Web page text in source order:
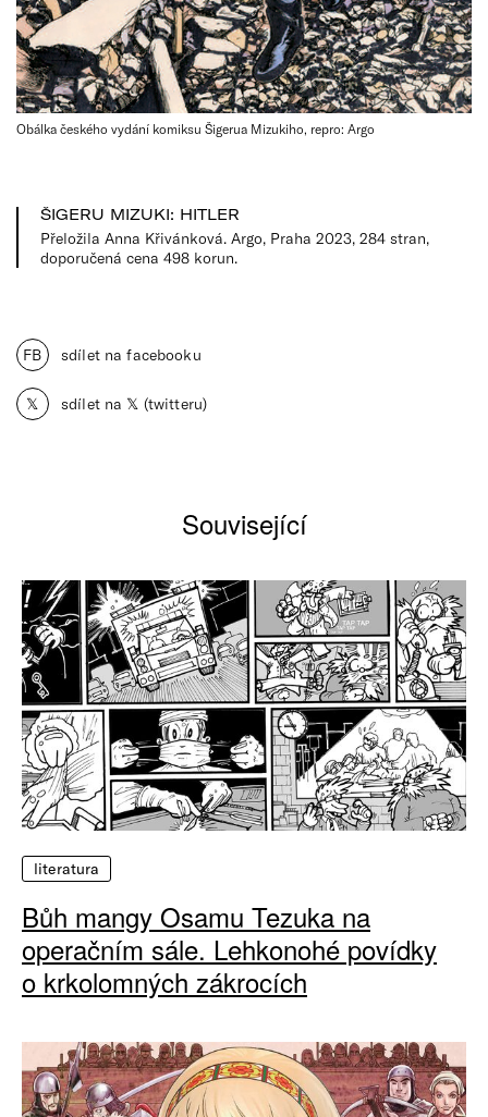
Obálka českého vydání komiksu Šigerua Mizukiho, repro: Argo
ŠIGERU MIZUKI: HITLER
Přeložila Anna Křivánková. Argo, Praha 2023, 284 stran,
doporučená cena 498 korun.
FB sdílet na facebooku
𝕏 sdílet na 𝕏 (twitteru)
Související
literatura
Bůh mangy Osamu Tezuka na
operačním sále. Lehkonohé povídky
o krkolomných zákrocích